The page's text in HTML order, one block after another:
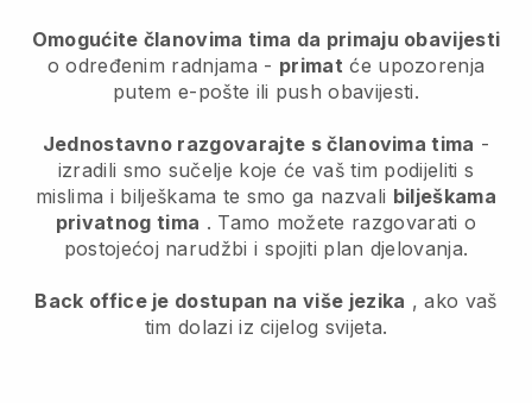
Omogućite članovima tima da primaju obavijesti
o određenim radnjama - primat će upozorenja
putem e-pošte ili push obavijesti.
Jednostavno razgovarajte s članovima tima -
izradili smo sučelje koje će vaš tim podijeliti s
mislima i bilješkama te smo ga nazvali bilješkama
privatnog tima . Tamo možete razgovarati o
postojećoj narudžbi i spojiti plan djelovanja.
Back office je dostupan na više jezika , ako vaš
tim dolazi iz cijelog svijeta.